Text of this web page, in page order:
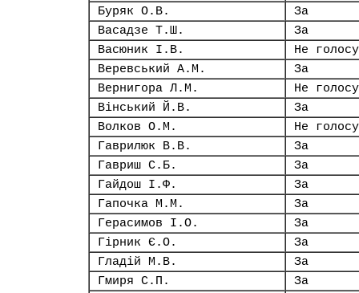
Буряк О.В.
За
Васадзе Т.Ш.
За
Васюник І.В.
Не
Веревський А.М.
За
Вернигора Л.М.
Не
Вінський Й.В.
За
Волков О.М.
Не
Гаврилюк В.В.
За
Гавриш С.Б.
За
Гайдош І.Ф.
За
Гапочка М.М.
За
Герасимов І.О.
За
Гірник Є.О.
За
Гладій М.В.
За
Гмиря С.П.
За